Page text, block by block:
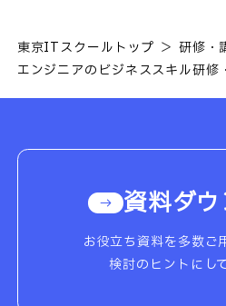
東京ITスクールトップ
研修・
エンジニアのビジネススキル研修
資料ダ
お役立ち資料を多数ご
検討のヒントにし